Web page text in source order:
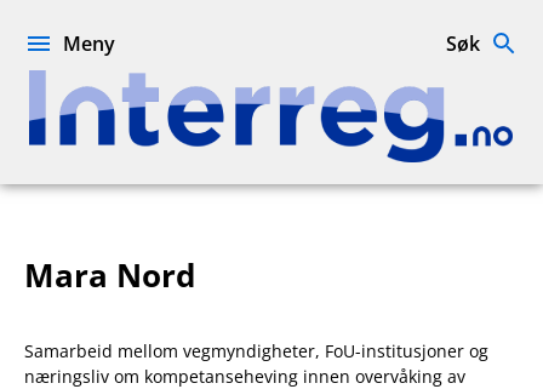
Interreg.no
Meny Søk
Mara Nord
Samarbeid mellom vegmyndigheter, FoU-institusjoner og
næringsliv om kompetanseheving innen overvåking av